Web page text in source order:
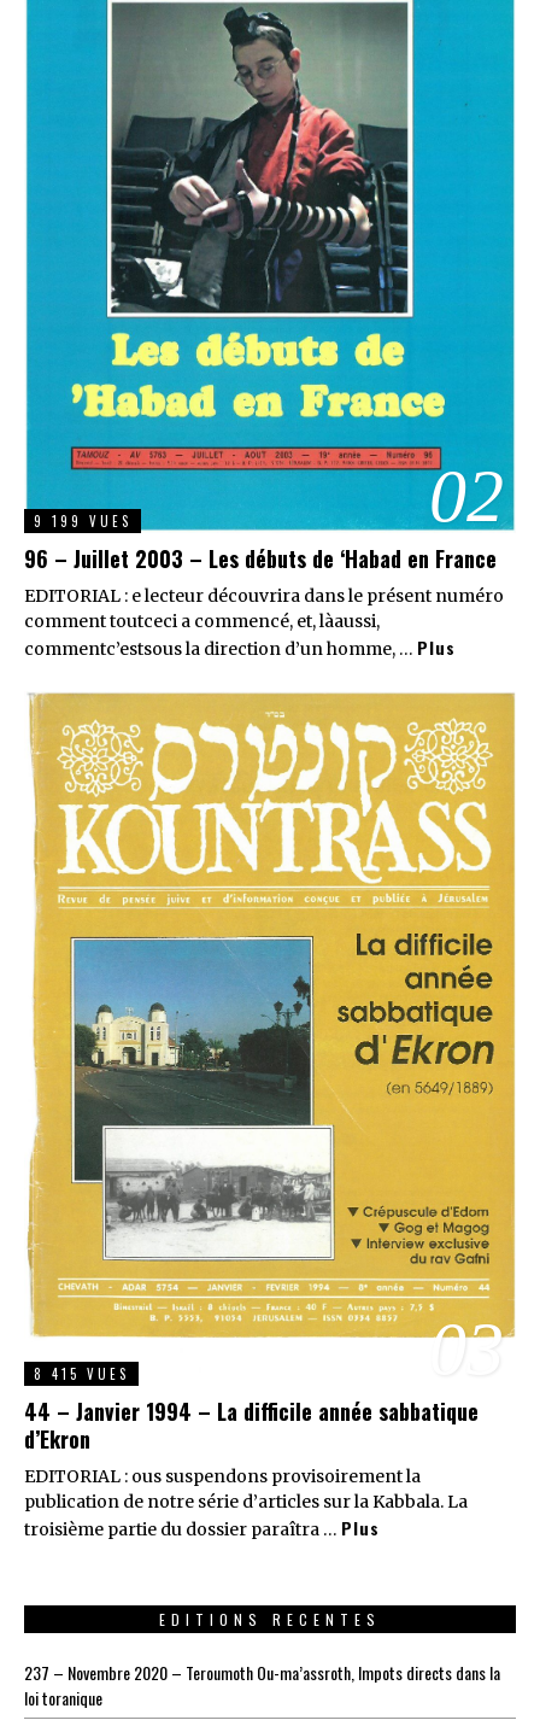
9 199 VUES 02
96 – Juillet 2003 – Les débuts de ‘Habad en France
EDITORIAL : e lecteur découvrira dans le présent numéro
comment toutceci a commencé, et, làaussi,
commentc’estsous la direction d’un homme, … Plus
8 415 VUES 03
44 – Janvier 1994 – La difficile année sabbatique
d’Ekron
EDITORIAL : ous suspendons provisoirement la
publication de notre série d’articles sur la Kabbala. La
troisième partie du dossier paraîtra … Plus
EDITIONS RECENTES
237 – Novembre 2020 – Teroumoth Ou-ma’assroth, Impots directs dans la
loi toranique